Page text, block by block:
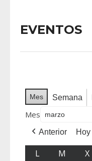
EVENTOS
Mes Semana
Mes
Anterior Hoy
L M X